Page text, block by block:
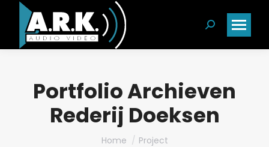
Search:
Portfolio Archieven
Rederij Doeksen
Je bent hier:
Home Project